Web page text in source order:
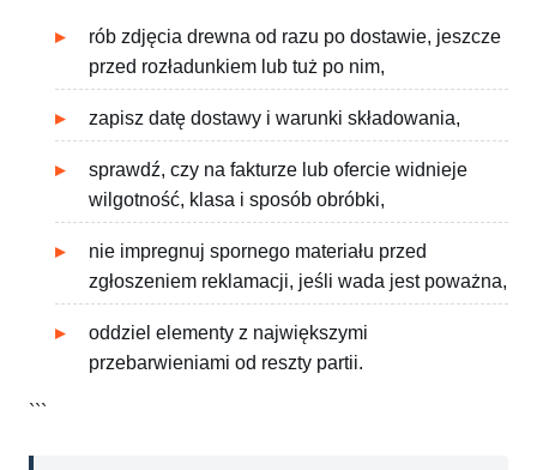
rób zdjęcia drewna od razu po dostawie, jeszcze
przed rozładunkiem lub tuż po nim,
zapisz datę dostawy i warunki składowania,
sprawdź, czy na fakturze lub ofercie widnieje
wilgotność, klasa i sposób obróbki,
nie impregnuj spornego materiału przed
zgłoszeniem reklamacji, jeśli wada jest poważna,
oddziel elementy z największymi
przebarwieniami od reszty partii.
```